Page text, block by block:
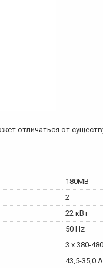
отличаться от
180MB
2
22 кВт
50 Hz
3 x 380-
43,5-35,0 A